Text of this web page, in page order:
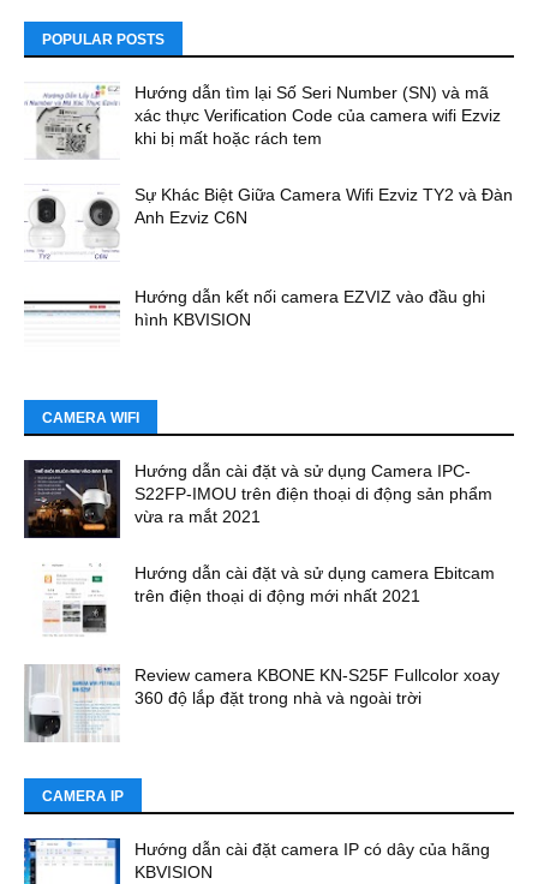
POPULAR POSTS
Hướng dẫn tìm lại Số Seri Number (SN) và mã
xác thực Verification Code của camera wifi Ezviz
khi bị mất hoặc rách tem
Sự Khác Biệt Giữa Camera Wifi Ezviz TY2 và Đàn
Anh Ezviz C6N
Hướng dẫn kết nối camera EZVIZ vào đầu ghi
hình KBVISION
CAMERA WIFI
Hướng dẫn cài đặt và sử dụng Camera IPC-
S22FP-IMOU trên điện thoại di động sản phẩm
vừa ra mắt 2021
Hướng dẫn cài đặt và sử dụng camera Ebitcam
trên điện thoại di động mới nhất 2021
Review camera KBONE KN-S25F Fullcolor xoay
360 độ lắp đặt trong nhà và ngoài trời
CAMERA IP
Hướng dẫn cài đặt camera IP có dây của hãng
KBVISION